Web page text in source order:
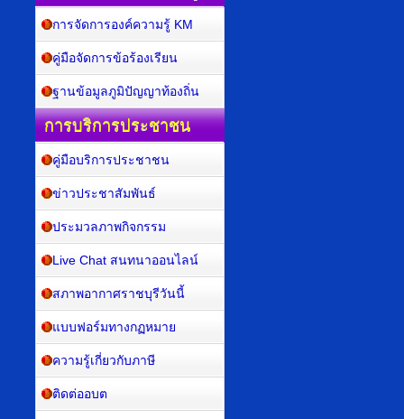
การจัดการองค์ความรู้ KM
คู่มือจัดการข้อร้องเรียน
ฐานข้อมูลภูมิปัญญาท้องถิ่น
การบริการประชาชน
คู่มือบริการประชาชน
ข่าวประชาสัมพันธ์
ประมวลภาพกิจกรรม
Live Chat สนทนาออนไลน์
สภาพอากาศราชบุรีวันนี้
แบบฟอร์มทางกฏหมาย
ความรู้เกี่ยวกับภาษี
ติดต่ออบต